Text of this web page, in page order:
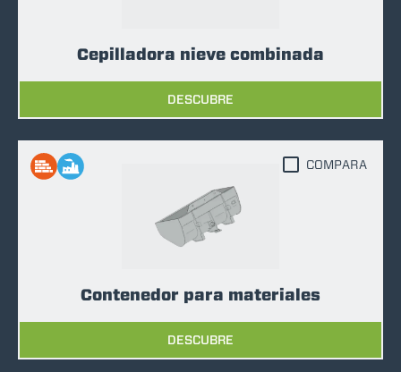
Cepilladora nieve combinada
DESCUBRE
Contenedor para materiales
DESCUBRE
COMPARA